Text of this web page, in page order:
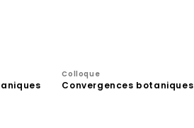
Colloque
Convergences botaniques